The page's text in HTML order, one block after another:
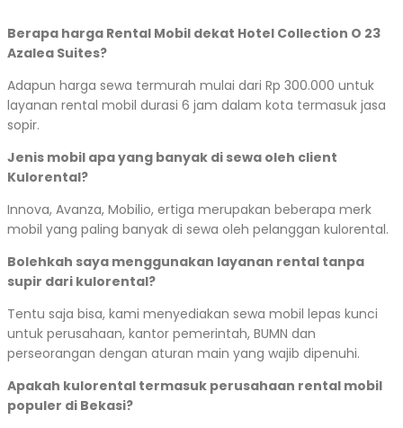
Berapa harga Rental Mobil dekat Hotel Collection O 23
Azalea Suites?
Adapun harga sewa termurah mulai dari Rp 300.000 untuk
layanan rental mobil durasi 6 jam dalam kota termasuk jasa
sopir.
Jenis mobil apa yang banyak di sewa oleh client
Kulorental?
Innova, Avanza, Mobilio, ertiga merupakan beberapa merk
mobil yang paling banyak di sewa oleh pelanggan kulorental.
Bolehkah saya menggunakan layanan rental tanpa
supir dari kulorental?
Tentu saja bisa, kami menyediakan sewa mobil lepas kunci
untuk perusahaan, kantor pemerintah, BUMN dan
perseorangan dengan aturan main yang wajib dipenuhi.
Apakah kulorental termasuk perusahaan rental mobil
populer di Bekasi?